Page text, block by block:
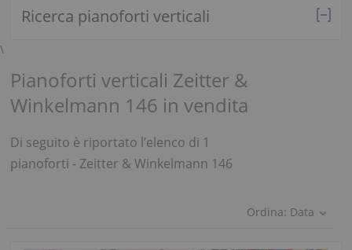
Ricerca pianoforti verticali
\
Pianoforti verticali Zeitter &
Winkelmann 146 in vendita
Di seguito è riportato l’elenco di 1
pianoforti - Zeitter & Winkelmann 146
Ordina: Data